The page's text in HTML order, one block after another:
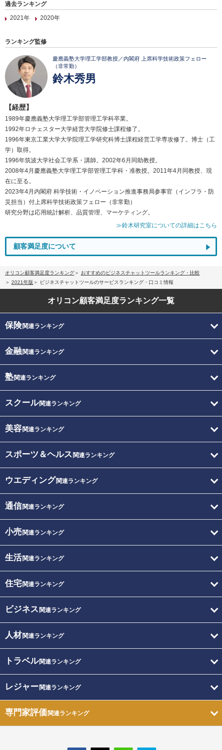
過去ランキング
2021年
2020年
ランキング監修
慶應義塾大学理工学部教授／内閣府 上席科学技術政策フェロー
（非常勤）
鈴木秀男
【経歴】
1989年慶應義塾大学理工学部管理工学科卒業。
1992年ロチェスター大学経営大学院修士課程修了。
1996年東京工業大学大学院理工学研究科博士課程経営工学専攻修了。博士（工
学）取得。
1996年筑波大学社会工学系・講師。2002年6月同助教授。
2008年4月慶應義塾大学理工学部管理工学科・准教授。2011年4月同教授、現
在に至る。
2023年4月内閣府 科学技術・イノベーション推進事務局参事官（インフラ・防
災担当）付上席科学技術政策フェロー（非常勤）
研究分野は応用統計解析、品質管理、マーケティング。
≫鈴木研究室についての詳細はこちら
顧客満足度について
オリコン顧客満足度ランキング
おすすめのビジネスチャットツールランキング・比較
2021年版
ビジネスチャットツールのサービスランキング・口コミ情報
オリコン顧客満足度ランキング一覧
保険関連ランキング
金融関連ランキング
塾関連ランキング
スクール関連ランキング
美容関連ランキング
スポーツ＆ヘルス 関連ランキング
ウエディング関連ランキング
通信関連ランキング
小売関連ランキング
生活関連ランキング
住宅関連ランキング
ビジネス 関連ランキング
人材関連ランキング
トラベル関連ランキング
レジャー関連ランキング
専門家評価関連ランキング